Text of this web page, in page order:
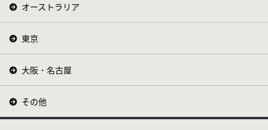
オーストラリア
東京
大阪・名古屋
その他